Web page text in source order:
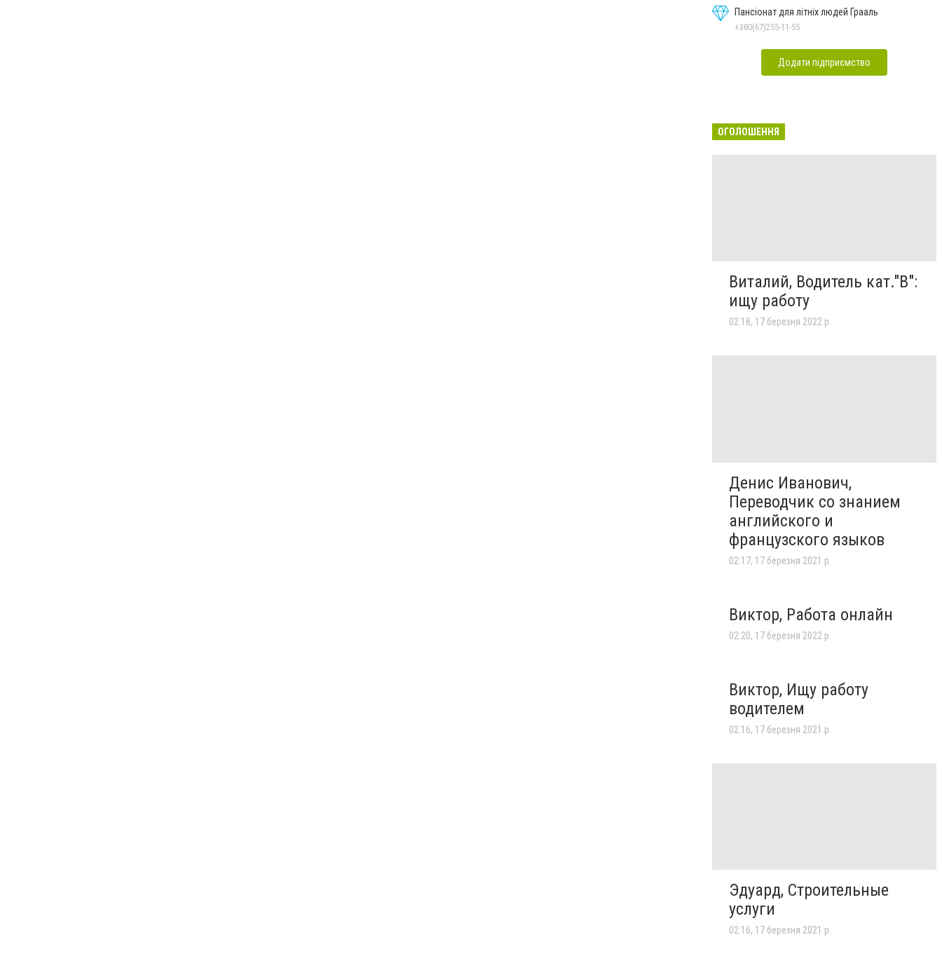
Пансіонат для літніх людей Грааль
+380(67)255-11-55
Додати підприємство
ОГОЛОШЕННЯ
Виталий, Водитель кат."В":
ищу работу
02:18, 17 березня 2022 р.
Денис Иванович,
Переводчик со знанием
английского и
французского языков
02:17, 17 березня 2021 р.
Виктор, Работа онлайн
02:20, 17 березня 2022 р.
Виктор, Ищу работу
водителем
02:16, 17 березня 2021 р.
Эдуард, Строительные
услуги
02:16, 17 березня 2021 р.